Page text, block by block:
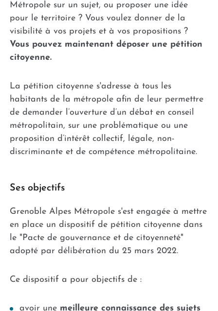
Métropole sur un sujet, ou proposer une idée
pour le territoire ? Vous voulez donner de la
visibilité à vos projets et à vos propositions ?
Vous pouvez maintenant déposer une pétition
citoyenne.
La pétition citoyenne s'adresse à tous les
habitants de la métropole afin de leur permettre
de demander l’ouverture d’un débat en conseil
métropolitain, sur une problématique ou une
proposition d’intérêt collectif, légale, non-
discriminante et de compétence métropolitaine.
Ses objectifs
Grenoble Alpes Métropole s'est engagée à mettre
en place un dispositif de pétition citoyenne dans
le "Pacte de gouvernance et de citoyenneté"
adopté par délibération du 25 mars 2022.
Ce dispositif a pour objectifs de :
avoir une meilleure connaissance des sujets